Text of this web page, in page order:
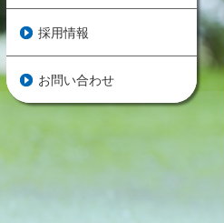
採用情報
お問い合わせ